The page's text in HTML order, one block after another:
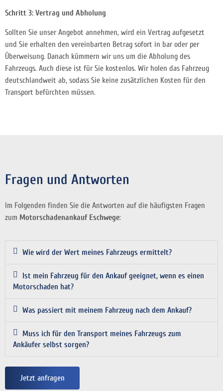
Schritt 3: Vertrag und Abholung
Sollten Sie unser Angebot annehmen, wird ein Vertrag aufgesetzt
und Sie erhalten den vereinbarten Betrag sofort in bar oder per
Überweisung. Danach kümmern wir uns um die Abholung des
Fahrzeugs. Auch diese ist für Sie kostenlos. Wir holen das Fahrzeug
deutschlandweit ab, sodass Sie keine zusätzlichen Kosten für den
Transport befürchten müssen.
Fragen und Antworten
Im Folgenden finden Sie die Antworten auf die häufigsten Fragen
zum Motorschadenankauf Eschwege:
Wie wird der Wert meines Fahrzeugs ermittelt?
Ist mein Fahrzeug für den Ankauf geeignet, wenn es einen
Motorschaden hat?
Was passiert mit meinem Fahrzeug nach dem Ankauf?
Muss ich für den Transport meines Fahrzeugs zum
Ankäufer selbst sorgen?
Jetzt anfragen